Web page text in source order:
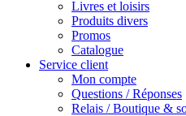
Livres et loisirs
Produits divers
Promos
Catalogue
Service client
Mon compte
Questions / Réponses
Relais / Boutique &